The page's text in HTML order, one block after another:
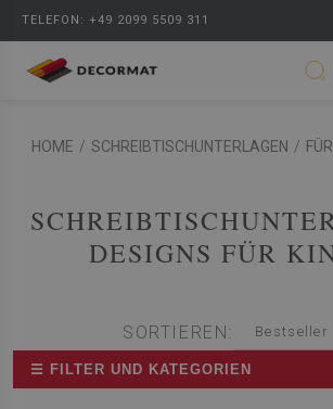
TELEFON: +49 2099 5509 311
HOME / SCHREIBTISCHUNTERLAGEN /
DESIGNS FÜR
SORTIEREN: Bestseller
☰ FILTER UND KATEGORIEN